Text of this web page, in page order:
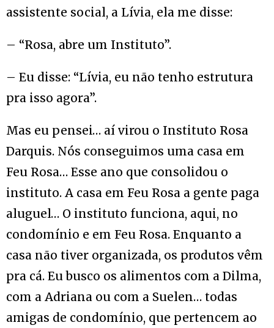
assistente social, a Lívia, ela me disse:
– “Rosa, abre um Instituto”.
– Eu disse: “Lívia, eu não tenho estrutura
pra isso agora”.
Mas eu pensei… aí virou o Instituto Rosa
Darquis. Nós conseguimos uma casa em
Feu Rosa… Esse ano que consolidou o
instituto. A casa em Feu Rosa a gente paga
aluguel… O instituto funciona, aqui, no
condomínio e em Feu Rosa. Enquanto a
casa não tiver organizada, os produtos vêm
pra cá. Eu busco os alimentos com a Dilma,
com a Adriana ou com a Suelen… todas
amigas de condomínio, que pertencem ao